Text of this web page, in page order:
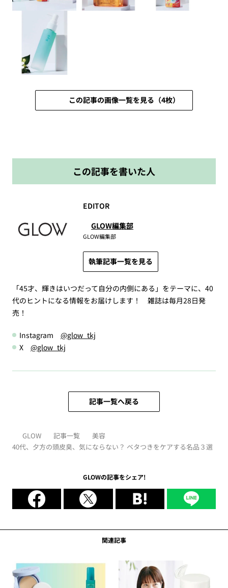
この記事の画像一覧を見る（4枚）
この記事を書いた人
EDITOR
GLOW編集部
GLOW編集部
執筆記事一覧を見る
「45才、輝きはいつだって自分の内側にある」をテーマに、40
代のヒントになる情報をお届けします！ 雑誌は毎月28日発
売！
Instagram @glow_tkj
X @glow_tkj
記事一覧へ戻る
GLOW 記事一覧
美容
40代、夕方の頭皮臭、気にならない？ ベタつきをケアする名品３選
GLOWの記事をシェア!
関連記事